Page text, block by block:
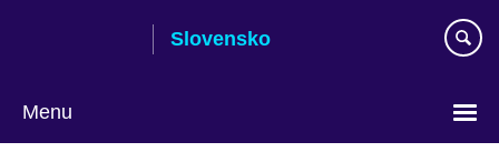
Slovensko
Menu